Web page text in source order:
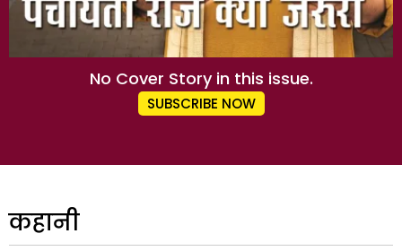
No Cover Story in this issue.
SUBSCRIBE NOW
कहानी